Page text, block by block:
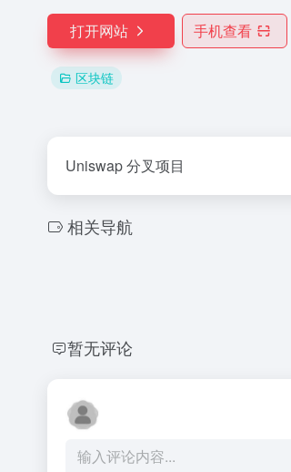
打开网站 手机查看
区块链
Uniswap 分叉项目
相关导航
暂无评论